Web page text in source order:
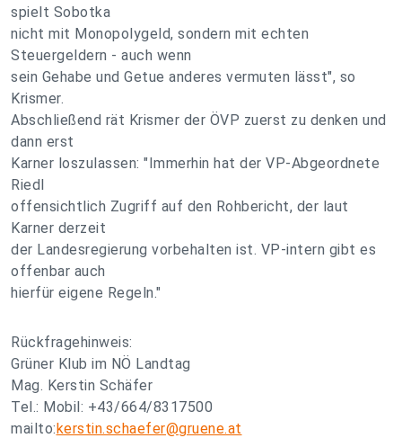
spielt Sobotka
nicht mit Monopolygeld, sondern mit echten
Steuergeldern - auch wenn
sein Gehabe und Getue anderes vermuten lässt", so
Krismer.
Abschließend rät Krismer der ÖVP zuerst zu denken und
dann erst
Karner loszulassen: "Immerhin hat der VP-Abgeordnete
Riedl
offensichtlich Zugriff auf den Rohbericht, der laut
Karner derzeit
der Landesregierung vorbehalten ist. VP-intern gibt es
offenbar auch
hierfür eigene Regeln."
Rückfragehinweis:
Grüner Klub im NÖ Landtag
Mag. Kerstin Schäfer
Tel.: Mobil: +43/664/8317500
mailto:kerstin.schaefer@gruene.at